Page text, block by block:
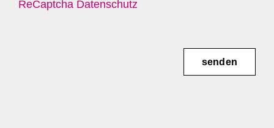
ReCaptcha Datenschutz
senden